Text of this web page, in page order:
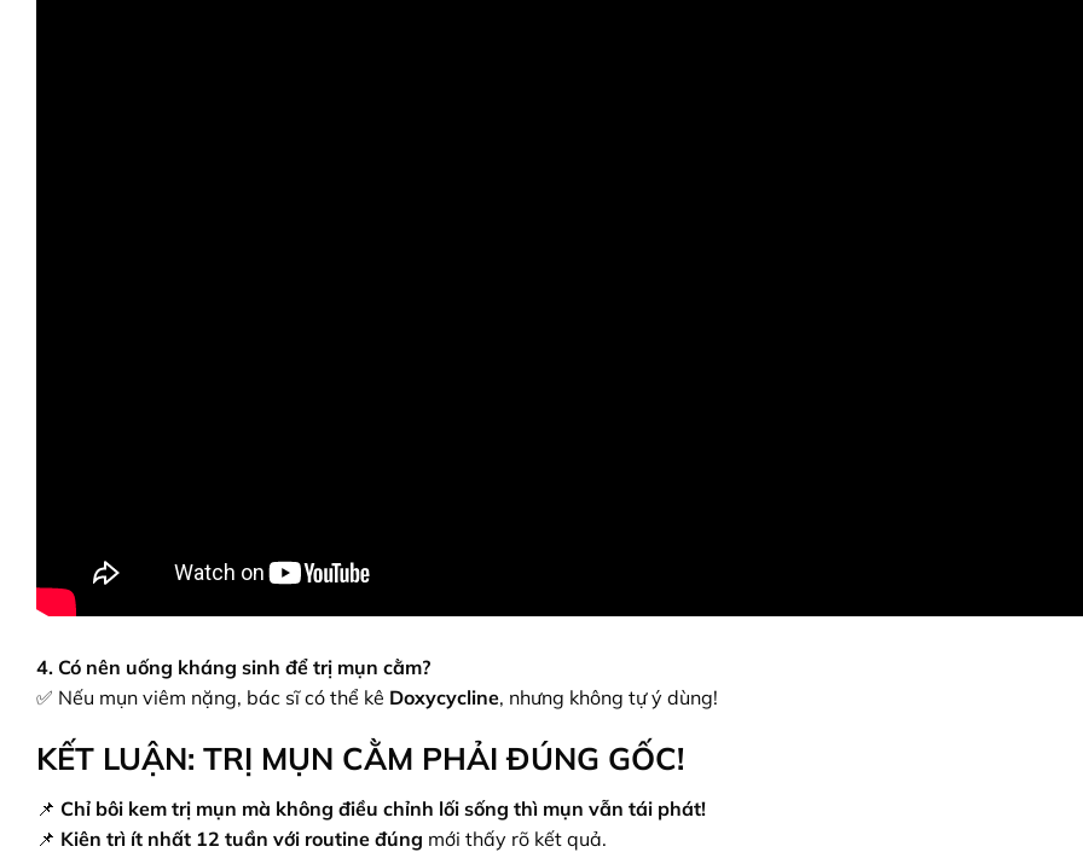
4. Có nên uống kháng sinh để trị mụn cằm?
✅ Nếu mụn viêm nặng, bác sĩ có thể kê Doxycycline, nhưng không tự ý dùng!
KẾT LUẬN: TRỊ MỤN CẰM PHẢI ĐÚNG GỐC!
📌 Chỉ bôi kem trị mụn mà không điều chỉnh lối sống thì mụn vẫn tái phát!
📌 Kiên trì ít nhất 12 tuần với routine đúng mới thấy rõ kết quả.